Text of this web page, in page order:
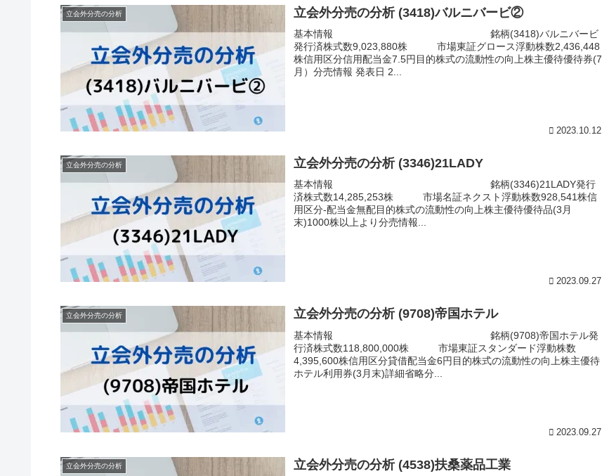
立会外分売の分析 立会外分売の分析 (3418)バルニバービ②
基本情報 銘柄(3418)バルニバービ
発行済株式数9,023,880株 市場東証グロース浮動株数2,436,448
株信用区分信用配当金7.5円目的株式の流動性の向上株主優待優待券(7
月）分売情報 発表日 2...
2023.10.12
立会外分売の分析 立会外分売の分析 (3346)21LADY
基本情報 銘柄(3346)21LADY発行
済株式数14,285,253株 市場名証ネクスト浮動株数928,541株信
用区分-配当金無配目的株式の流動性の向上株主優待優待品(3月
末)1000株以上より分売情報...
2023.09.27
立会外分売の分析 立会外分売の分析 (9708)帝国ホテル
基本情報 銘柄(9708)帝国ホテル発
行済株式数118,800,000株 市場東証スタンダード浮動株数
4,395,600株信用区分貸借配当金6円目的株式の流動性の向上株主優待
ホテル利用券(3月末)詳細省略分...
2023.09.27
立会外分売の分析 立会外分売の分析 (4538)扶桑薬品工業